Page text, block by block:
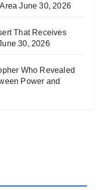
June 30, 2026
That Receives
30, 2026
Who Revealed
Power and